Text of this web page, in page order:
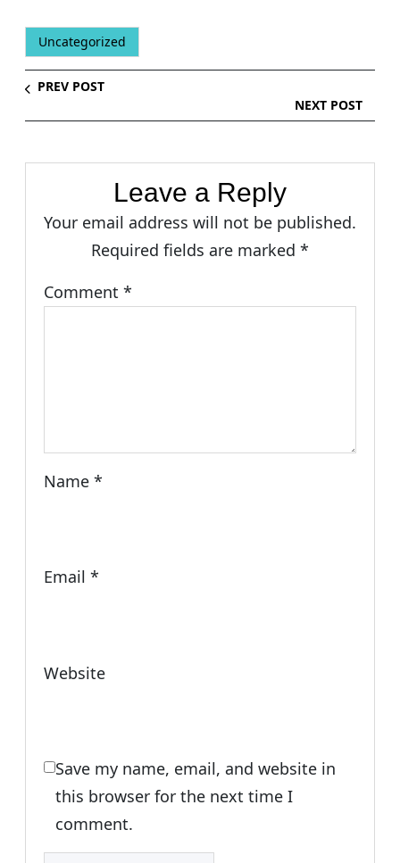
Uncategorized
PREV POST
NEXT POST
Leave a Reply
Your email address will not be published.
Required fields are marked *
Comment *
Name *
Email *
Website
Save my name, email, and website in
this browser for the next time I
comment.